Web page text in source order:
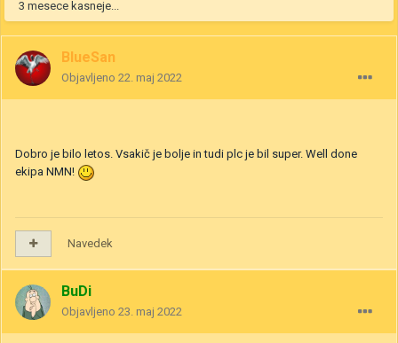
3 mesece kasneje...
BlueSan
Objavljeno 22. maj 2022
Dobro je bilo letos. Vsakič je bolje in tudi plc je bil super. Well done
ekipa NMN!
Navedek
BuDi
Objavljeno 23. maj 2022